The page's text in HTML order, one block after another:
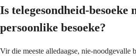
Is telegesondheid-besoeke
persoonlike besoeke?
Vir die meeste alledaagse, nie-noodgevalle